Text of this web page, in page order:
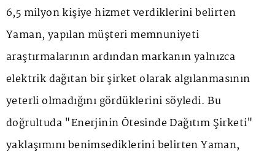
6,5 milyon kişiye hizmet verdiklerini belirten
Yaman, yapılan müşteri memnuniyeti
araştırmalarının ardından markanın yalnızca
elektrik dağıtan bir şirket olarak algılanmasının
yeterli olmadığını gördüklerini söyledi. Bu
doğrultuda "Enerjinin Ötesinde Dağıtım Şirketi"
yaklaşımını benimsediklerini belirten Yaman,